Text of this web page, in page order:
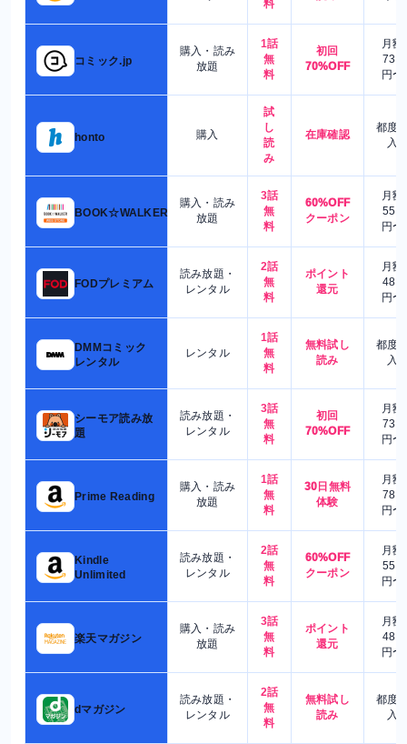
料
コミック.jp
購入・読み
放題
1話
無
料
初回
70%OFF
月額
730
円〜
honto 購入
試
し
読
み
在庫確認
都度
入
BOOK☆WALKER
購入・読み
放題
3話
無
料
60%OFF
クーポン
月額
550
円〜
FODプレミアム
読み放題・
レンタル
2話
無
料
ポイント
還元
月額
480
円〜
DMMコミック
レンタル
レンタル
1話
無
料
無料試し
読み
都度
入
シーモア読み放
題
読み放題・
レンタル
3話
無
料
初回
70%OFF
月額
730
円〜
Prime Reading
購入・読み
放題
1話
無
料
30日無料
体験
月額
780
円〜
Kindle
Unlimited
読み放題・
レンタル
2話
無
料
60%OFF
クーポン
月額
550
円〜
楽天マガジン
購入・読み
放題
3話
無
料
ポイント
還元
月額
480
円〜
dマガジン
読み放題・
レンタル
2話
無
料
無料試し
読み
都度
入